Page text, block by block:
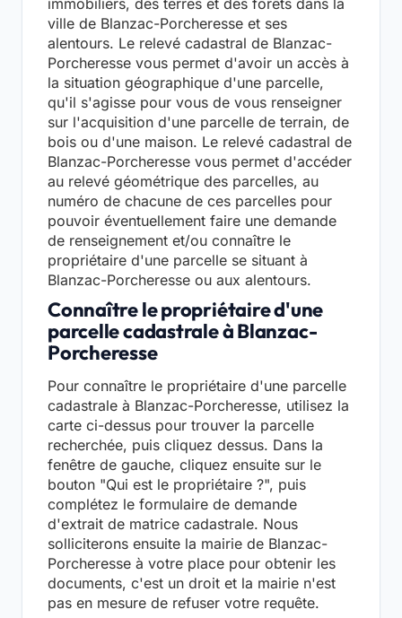
ville de Blanzac-Porcheresse et ses
alentours. Le relevé cadastral de Blanzac-
Porcheresse vous permet d'avoir un accès à
la situation géographique d'une parcelle,
qu'il s'agisse pour vous de vous renseigner
sur l'acquisition d'une parcelle de terrain, de
bois ou d'une maison. Le relevé cadastral de
Blanzac-Porcheresse vous permet d'accéder
au relevé géométrique des parcelles, au
numéro de chacune de ces parcelles pour
pouvoir éventuellement faire une demande
de renseignement et/ou connaître le
propriétaire d'une parcelle se situant à
Blanzac-Porcheresse ou aux alentours.
Connaître le propriétaire d'une
parcelle cadastrale à Blanzac-
Porcheresse
Pour connaître le propriétaire d'une parcelle
cadastrale à Blanzac-Porcheresse, utilisez la
carte ci-dessus pour trouver la parcelle
recherchée, puis cliquez dessus. Dans la
fenêtre de gauche, cliquez ensuite sur le
bouton "Qui est le propriétaire ?", puis
complétez le formulaire de demande
d'extrait de matrice cadastrale. Nous
solliciterons ensuite la mairie de Blanzac-
Porcheresse à votre place pour obtenir les
documents, c'est un droit et la mairie n'est
pas en mesure de refuser votre requête.